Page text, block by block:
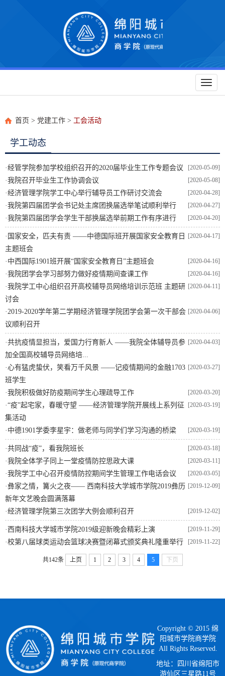
Toggle
首页 > 党建工作 > 工会活动
学工动态
[2020-05-09]
·经管学院参加学校组织召开的2020届毕业生工作专题会议
[2020-05-08]
·我院召开毕业生工作协调会议
[2020-04-28]
·经济管理学院学工中心举行辅导员工作研讨交流会
[2020-04-27]
·我院第四届团学会书记处主席团换届选举笔试顺利举行
[2020-04-20]
·我院第四届团学会学生干部换届选举前期工作有序进行
[2020-04-17]
· 国家安全，匹夫有责 ——中德国际班开展国家安全教育日
主题班会
[2020-04-16]
· 中西国际1901班开展“国家安全教育日”主题班会
[2020-04-16]
·我院团学会学习部努力做好疫情期间查课工作
[2020-04-11]
·我院学工中心组织召开高校辅导员网络培训示范班 主题研
讨会
[2020-04-06]
·2019-2020学年第二学期经济管理学院团学会第一次干部会
议顺利召开
[2020-04-03]
·共抗疫情显担当，爱国力行育新人 ——我院全体辅导员参
加全国高校辅导员网络培...
[2020-03-27]
·心有猛虎蛰伏，笑看万千风景 ——记疫情期间的金融1703
班学生
[2020-03-20]
·我院积极做好防疫期间学生心理疏导工作
[2020-03-19]
·“疫”起宅家，春暖守望 ——经济管理学院开展线上系列征
集活动
[2020-03-19]
· 中德1901学委李星宇：做老师与同学们学习沟通的桥梁
[2020-03-18]
·共同战“疫”，看我院班长
[2020-03-11]
·我院全体学子同上一堂疫情防控思政大课
[2020-03-05]
·我院学工中心召开疫情防控期间学生管理工作电话会议
[2019-12-09]
·彝家之情，篝火之夜—— 西南科技大学城市学院2019彝历
新年文艺晚会圆满落幕
[2019-12-02]
·经济管理学院第三次团学大例会顺利召开
[2019-11-29]
· 西南科技大学城市学院2019级迎新晚会精彩上演
[2019-11-22]
·校第八届球类运动会篮球决赛暨闭幕式颁奖典礼隆重举行
共142条 上页 1 2 3 4 5 下页
Copyright © 2015 绵
阳城市学院商学院
All Rights Reserved.
地址：四川省绵阳市
游仙区三星路11号